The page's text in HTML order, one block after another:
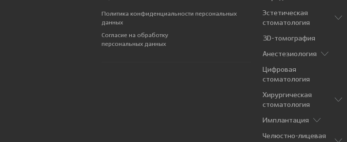
Политика конфиденциальности персональных
данных
Согласие на обработку
персональных данных
Эстетическая
стоматология
3D-томография
Анестезиология
Цифровая
стоматология
Хирургическая
стоматология
Имплантация
Челюстно-лицевая